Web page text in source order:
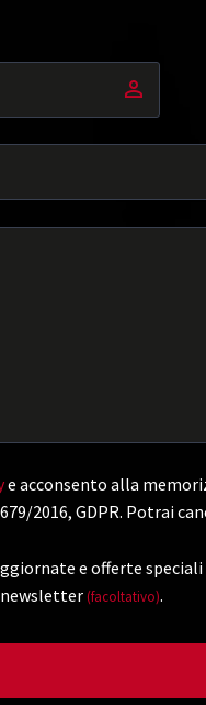
e acconsento alla
2016, GDPR. Potrai
e offerte speciali
newsletter (facoltativo).